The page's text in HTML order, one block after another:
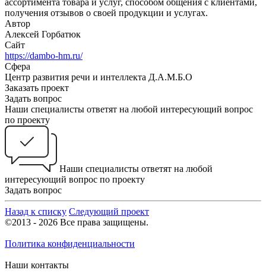
получения отзывов о своей продукции и услугах.
Автор
Алексей Горбатюк
Сайт
https://dambo-hm.ru/
Сфера
Центр развития речи и интеллекта Д.А.М.Б.О
Заказать проект
Задать вопрос
Наши специалисты ответят на любой интересующий вопрос
по проекту
Наши специалисты ответят на любой
интересующий вопрос по проекту
Задать вопрос
Назад к списку Следующий проект
©2013 - 2026 Все права защищены.
Политика конфиденциальности
Наши контакты